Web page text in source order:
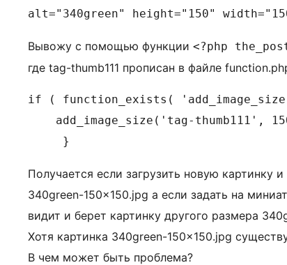
alt="340green" height="150"
Вывожу с помощью функции <?php
где tag-thumb111 прописан в файле
if ( function_exists(
add_image_size('tag-thumb111',
     }
Получается если загрузить новую картинку
340green-150×150.jpg а если задать на
видит и берет картинку другого размера
Хотя картинка 340green-150×150.jpg
В чем может быть проблема?